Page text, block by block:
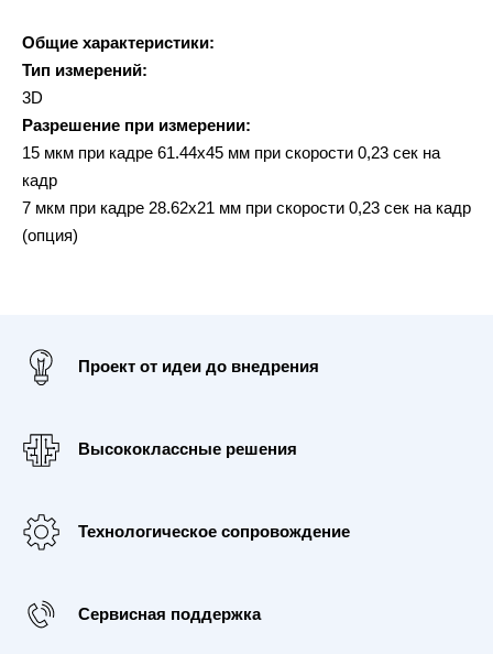
Общие характеристики:
Тип измерений:
3D
Разрешение при измерении:
15 мкм при кадре 61.44х45 мм при скорости 0,23 сек на
кадр
7 мкм при кадре 28.62х21 мм при скорости 0,23 сек на кадр
(опция)
Проект от идеи до внедрения
Высококлассные решения
Технологическое сопровождение
Сервисная поддержка